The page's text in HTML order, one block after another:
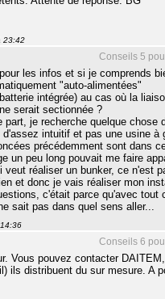
23:42
Conseils 5
les infos et si je comprends
"auto-alimentées"
intégrée) au cas où la
serait sectionnée ?
part, je recherche quelque chose
d'assez intuitif et pas une usine à
précédemment sont dans
un peu long pouvait me faire
veut réaliser un bunker, ce n'est
et donc je vais réaliser mon
c'était parce qu'avec tout
sait pas dans quel sens aller...
Conseils 6
Vous pouvez contacter
ils distribuent du sur mesure. A